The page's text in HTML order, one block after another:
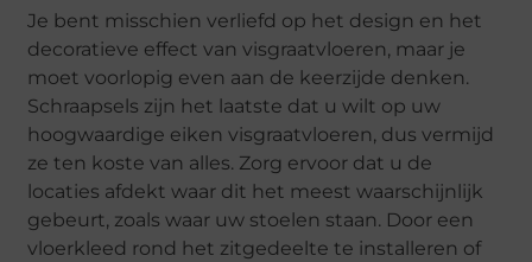
Je bent misschien verliefd op het design en het
decoratieve effect van visgraatvloeren, maar je
moet voorlopig even aan de keerzijde denken.
Schraapsels zijn het laatste dat u wilt op uw
hoogwaardige eiken visgraatvloeren, dus vermijd
ze ten koste van alles. Zorg ervoor dat u de
locaties afdekt waar dit het meest waarschijnlijk
gebeurt, zoals waar uw stoelen staan. Door een
vloerkleed rond het zitgedeelte te installeren of